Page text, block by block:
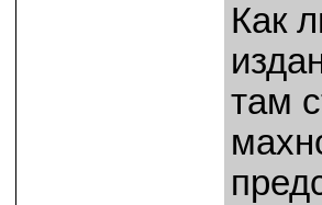
Как
там